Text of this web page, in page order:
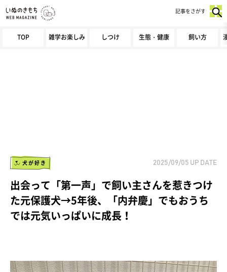
TOP 雑学お楽しみ しつけ 生態・健康 飼い方
記事をさがす
犬が好き 2025/09/05 UP DATE
出会って「第一声」で飼い主さんを惹きつけ
た元保護犬→5年後、「内弁慶」でもおうち
では元気いっぱいに成長！